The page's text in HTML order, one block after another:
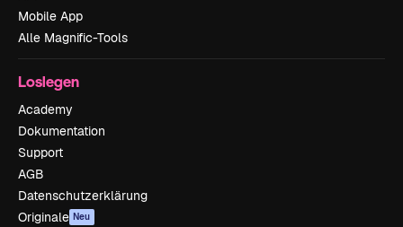
Mobile App
Alle Magnific-Tools
Loslegen
Academy
Dokumentation
Support
AGB
Datenschutzerklärung
Originale Neu